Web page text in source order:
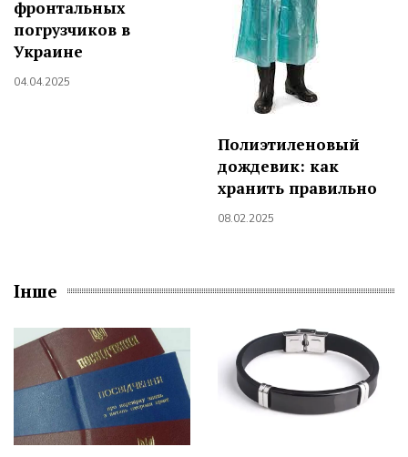
фронтальных
погрузчиков в
Украине
04.04.2025
Полиэтиленовый
дождевик: как
хранить правильно
08.02.2025
Інше